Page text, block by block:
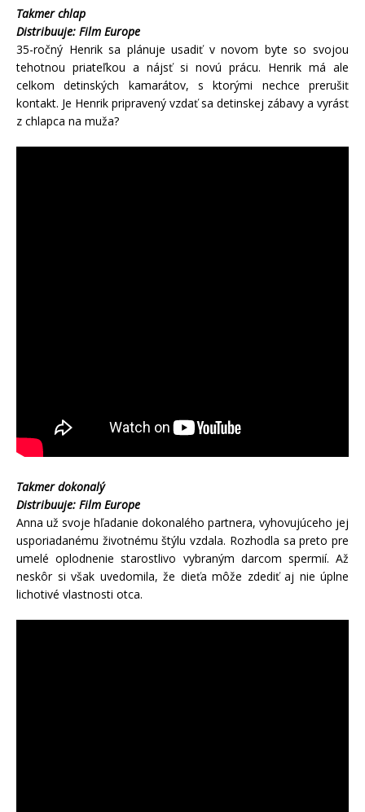
Takmer chlap
Distribuuje: Film Europe
35-ročný Henrik sa plánuje usadiť v novom byte so svojou
tehotnou priateľkou a nájsť si novú prácu. Henrik má ale
celkom detinských kamarátov, s ktorými nechce prerušiť
kontakt. Je Henrik pripravený vzdať sa detinskej zábavy a vyrásť
z chlapca na muža?
Takmer dokonalý
Distribuuje: Film Europe
Anna už svoje hľadanie dokonalého partnera, vyhovujúceho jej
usporiadanému životnému štýlu vzdala. Rozhodla sa preto pre
umelé oplodnenie starostlivo vybraným darcom spermií. Až
neskôr si však uvedomila, že dieťa môže zdediť aj nie úplne
lichotivé vlastnosti otca.